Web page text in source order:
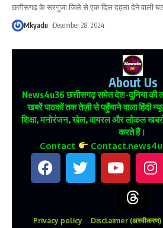
छत्तीसगढ़ के सरगुजा जिले से एक दिल दहला देने वाली
Mkyadu December 28, 2024
About Us
News4u36छत्तीसगढ़ समेत देश-दुनिया की
खबरें पाठकों तक तेज़ी से पहुँचाने वाला हिंदी
शिक्षा, मनोरंजन, खेल, वायरल और लोकल
करते हैं।
Contact
Privacy policy Disclaimer (अस्वीकरण)